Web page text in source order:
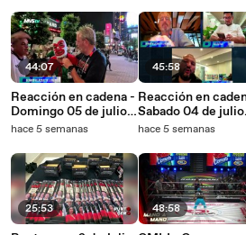
44:07
Reacción en cadena -
Domingo 05 de julio
2026
hace 5 semanas
25:53
45:58
Reacción en
Sabado 04 de julio
2026
hace 5 semanas
48:58